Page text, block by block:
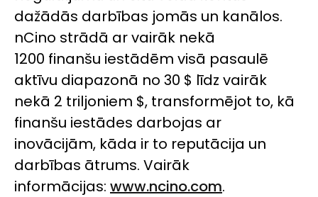
dažādās darbības jomās un kanālos.
nCino strādā ar vairāk nekā
1200 finanšu iestādēm visā pasaulē
aktīvu diapazonā no 30 $ līdz vairāk
nekā 2 triljoniem $, transformējot to, kā
finanšu iestādes darbojas ar
inovācijām, kāda ir to reputācija un
darbības ātrums. Vairāk
informācijas: www.ncino.com.